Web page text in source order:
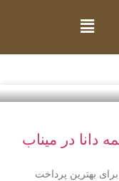
دانا در میناب
بهترین پرداخت